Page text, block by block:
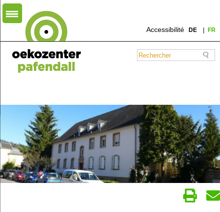
Accessibilité DE FR